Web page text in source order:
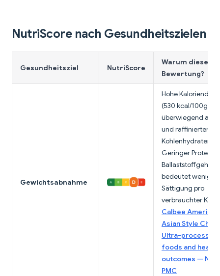
NutriScore nach Gesundheitszielen
Gesundheitsziel NutriScore
Warum diese
Bewertung?
Gewichtsabnahme
Hohe
(530 kcal/100g),
überwiegend aus
und raffinierten
Kohlenhydraten.
Geringer Protein-
Ballaststoffgehalt
bedeutet wenig
Sättigung pro
verbrauchter
Calbee America
Asian Style Chips
Ultra-processed
foods and health
outcomes —
PMC